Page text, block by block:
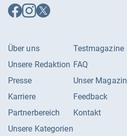
Auf
Facebook
Auf
Instagram
Auf
X
Über uns
Unsere Redaktion
Presse
Karriere
Partnerbereich
Unsere Kategorien
Testmagazine
FAQ
Unser Magazin
Feedback
Kontakt